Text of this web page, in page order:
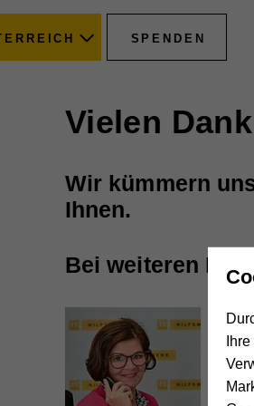
SPENDEN
Vielen
Wir kümmern
Ihnen.
Bei weiteren